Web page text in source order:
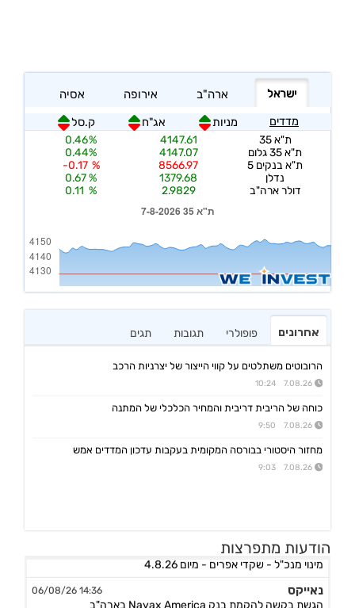
אחרונים פופולרי תגובות תגים
הרובוטים משתלטים על קווי הייצור של יצרניות הרכב
7.08.26 10:24
כוחה של הריבית דריבית והמחיר הכלכלי של המתנה
7.08.26 9:50
מחזור היסטורי בבורסה המקומית בעקבות עדכון המדדים אמש
7.08.26 9:03
הודעות מתפרצות
אפי קפיטל נדל"ן
מינוי מנכ"ל - שקדי אפרים - מיום 4.8.26
נאייקס 14:36 06/08/26
הגשת בקשה להקמת בנק Nayax America בארה"ב